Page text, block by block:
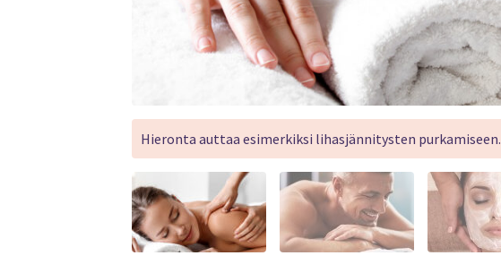
Hieronta auttaa esimerkiksi lihasjännitysten purkamiseen.